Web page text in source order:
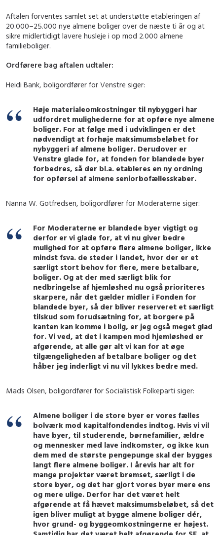
Aftalen forventes samlet set at understøtte etableringen af
20.000–25.000 nye almene boliger over de næste ti år og at
sikre midlertidigt lavere husleje i op mod 2.000 almene
familieboliger.
Ordførere bag aftalen udtaler:
Heidi Bank, boligordfører for Venstre siger:
Høje materialeomkostninger til nybyggeri har
udfordret mulighederne for at opføre nye almene
boliger. For at følge med i udviklingen er det
nødvendigt at forhøje maksimumsbeløbet for
nybyggeri af almene boliger. Derudover er
Venstre glade for, at fonden for blandede byer
forbedres, så der bl.a. etableres en ny ordning
for opførsel af almene seniorbofællesskaber.
Nanna W. Gotfredsen, boligordfører for Moderaterne siger:
For Moderaterne er blandede byer vigtigt og
derfor er vi glade for, at vi nu giver bedre
mulighed for at opføre flere almene boliger, ikke
mindst fsva. de steder i landet, hvor der er et
særligt stort behov for flere, mere betalbare,
boliger. Og at der med særligt blik for
nedbringelse af hjemløshed nu også prioriteres
skarpere, når det gælder midler i Fonden for
blandede byer, så der bliver reserveret et særligt
tilskud som forudsætning for, at borgere på
kanten kan komme i bolig, er jeg også meget glad
for. Vi ved, at det i kampen mod hjemløshed er
afgørende, at alle gør alt vi kan for at øge
tilgængeligheden af betalbare boliger og det
håber jeg inderligt vi nu vil lykkes bedre med.
Mads Olsen, boligordfører for Socialistisk Folkeparti siger:
Almene boliger i de store byer er vores fælles
bolværk mod kapitalfondendes indtog. Hvis vi vil
have byer, til studerende, børnefamilier, ældre
og mennesker med lave indkomster, og ikke kun
dem med de største pengepunge skal der bygges
langt flere almene boliger. I årevis har alt for
mange projekter været bremset, særligt i de
store byer, og det har gjort vores byer mere ens
og mere ulige. Derfor har det været helt
afgørende at få hævet maksimumsbeløbet, så det
igen bliver muligt at bygge almene boliger dér,
hvor grund- og byggeomkostningerne er højest.